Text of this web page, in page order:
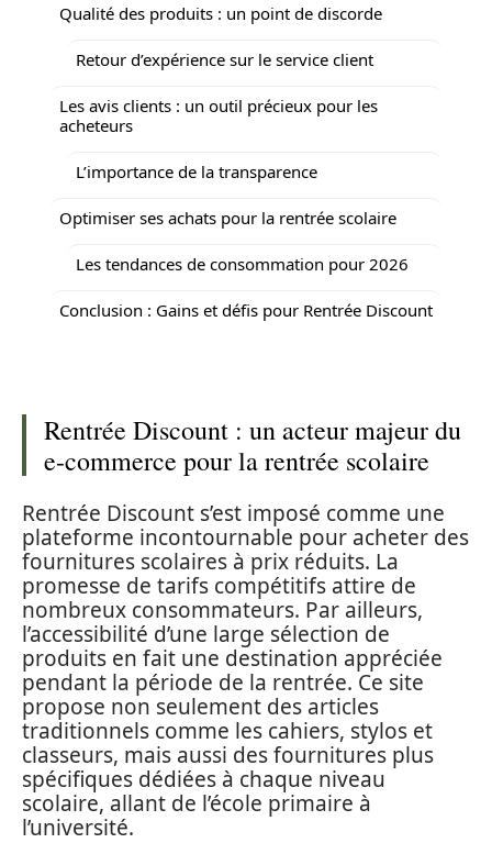
Qualité des produits : un point de discorde
Retour d’expérience sur le service client
Les avis clients : un outil précieux pour les
acheteurs
L’importance de la transparence
Optimiser ses achats pour la rentrée scolaire
Les tendances de consommation pour 2026
Conclusion : Gains et défis pour Rentrée Discount
Rentrée Discount : un acteur majeur du
e-commerce pour la rentrée scolaire
Rentrée Discount s’est imposé comme une
plateforme incontournable pour acheter des
fournitures scolaires à prix réduits. La
promesse de tarifs compétitifs attire de
nombreux consommateurs. Par ailleurs,
l’accessibilité d’une large sélection de
produits en fait une destination appréciée
pendant la période de la rentrée. Ce site
propose non seulement des articles
traditionnels comme les cahiers, stylos et
classeurs, mais aussi des fournitures plus
spécifiques dédiées à chaque niveau
scolaire, allant de l’école primaire à
l’université.